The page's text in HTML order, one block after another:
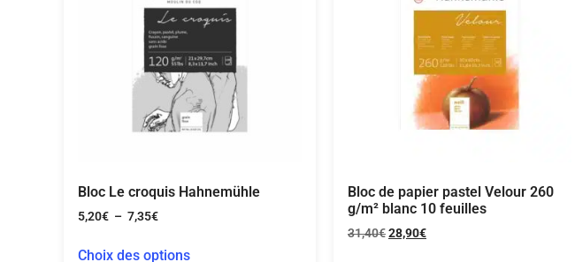
Bloc Le croquis Hahnemühle
5,20€ – 7,35€
Choix des options
Bloc de papier pastel Velour 260
g/m² blanc 10 feuilles
31,40€28,90€